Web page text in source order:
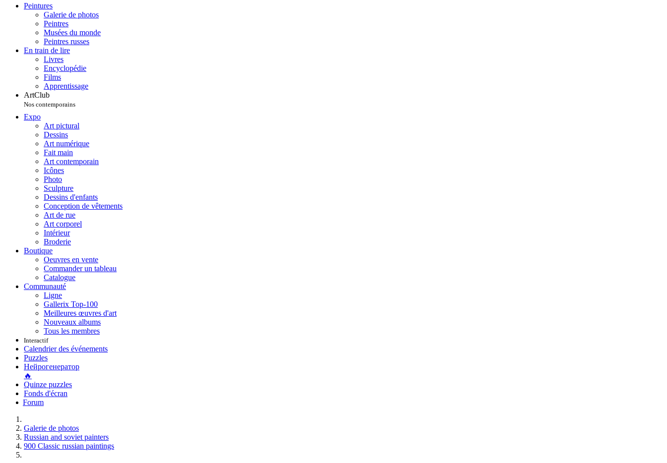
Peintures
Galerie de photos
Peintres
Musées du monde
Peintres russes
En train de lire
Livres
Encyclopédie
Films
Apprentissage
ArtClub
Nos contemporains
Expo
Art pictural
Dessins
Art numérique
Fait main
Art contemporain
Icônes
Photo
Sculpture
Dessins d'enfants
Conception de vêtements
Art de rue
Art corporel
Intérieur
Broderie
Boutique
Oeuvres en vente
Commander un tableau
Catalogue
Communauté
Ligne
Gallerix Top-100
Meilleures œuvres d'art
Nouveaux albums
Tous les membres
Interactif
Calendrier des événements
Puzzles
Нейрогенератор
🔥
Quinze puzzles
Fonds d'écran
Forum
Galerie de photos
Russian and soviet painters
900 Classic russian paintings